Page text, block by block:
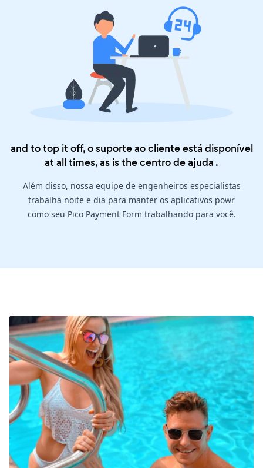
and to top it off, o suporte ao cliente está disponível
at all times, as is thecentro de ajuda .
Além disso, nossa equipe de engenheiros especialistas
trabalha noite e dia para manter os aplicativos powr
como seu Pico Payment Form trabalhando para você.